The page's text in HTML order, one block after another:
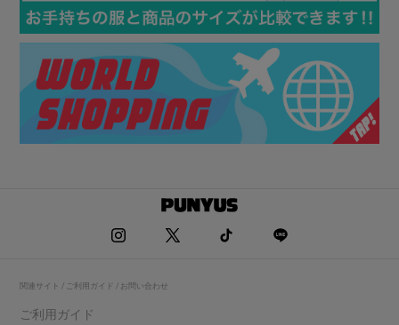
関連サイト / ご利用ガイド / お問い合わせ
ご利用ガイド